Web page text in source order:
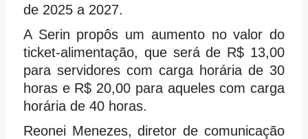
de 2025 a 2027.
A Serin propôs um aumento no valor do
ticket-alimentação, que será de R$ 13,00
para servidores com carga horária de 30
horas e R$ 20,00 para aqueles com carga
horária de 40 horas.
Reonei Menezes, diretor de comunicação